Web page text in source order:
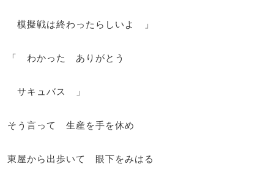
模擬戦は終わったらしいよ 」
「 わかった ありがとう
サキュバス 」
そう言って 生産を手を休め
東屋から出歩いて 眼下をみはる